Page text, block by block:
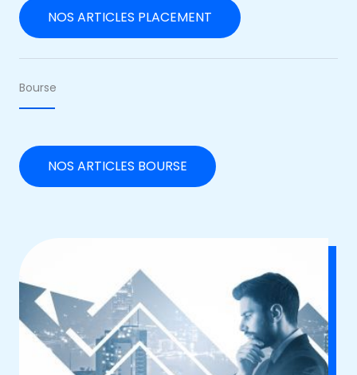
NOS ARTICLES PLACEMENT
Bourse
NOS ARTICLES BOURSE